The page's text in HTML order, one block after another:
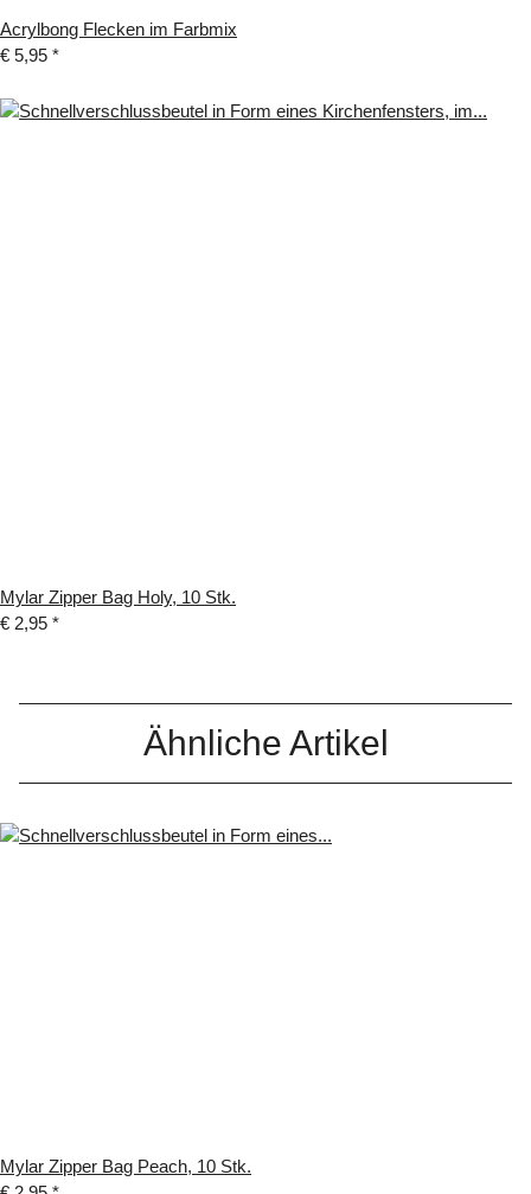
Acrylbong Flecken im Farbmix
€ 5,95 *
Mylar Zipper Bag Holy, 10 Stk.
€ 2,95 *
Ähnliche Artikel
Mylar Zipper Bag Peach, 10 Stk.